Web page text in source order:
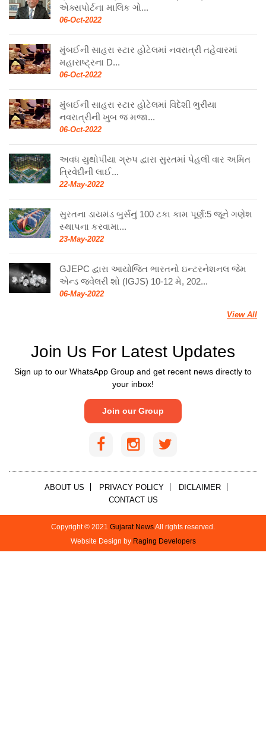
એક્સપોર્ટના માલિક ગો...
06-Oct-2022
મુંબઈની સાહરા સ્ટાર હોટેલમાં નવરાત્રી તહેવારમાં
મહારાષ્ટ્રના D...
06-Oct-2022
મુંબઈની સાહરા સ્ટાર હોટેલમાં વિદેશી ભુરીયા
નવરાત્રીની ખુબ જ મજા...
06-Oct-2022
અવધ યુથોપીયા ગ્રુપ દ્વારા સુરતમાં પેહલી વાર અમિત
ત્રિવેદીની લાઈ...
22-May-2022
સુરતના ડાયમંડ બુર્સનું 100 ટકા કામ પૂર્ણ:5 જૂને ગણેશ
સ્થાપના કરવામા...
23-May-2022
GJEPC દ્વારા આયોજિત ભારતનો ઇન્ટરનેશનલ જેમ
એન્ડ જ્વેલરી શો (IGJS) 10-12 મે, 202...
06-May-2022
View All
Join Us For Latest Updates
Sign up to our WhatsApp Group and get recent news directly to
your inbox!
Join our Group
ABOUT US PRIVACY POLICY
DICLAIMER
CONTACT US
Copyright © 2021 Gujarat News All rights reserved.
Website Design by Raging Developers